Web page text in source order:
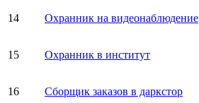
14 Охранник на видеонаблюдение
15 Охранник в институт
16 Сборщик заказов в даркстор